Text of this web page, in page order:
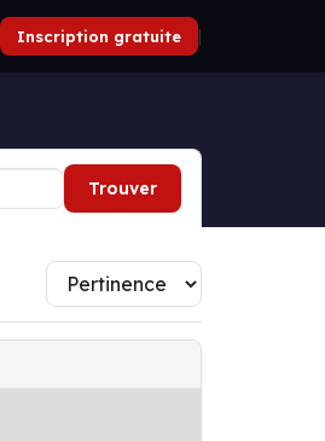
Inscription gratuite |
Trouver